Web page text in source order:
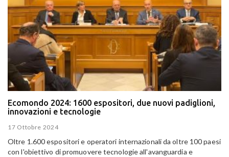
Ecomondo 2024: 1600 espositori, due nuovi padiglioni,
innovazioni e tecnologie
17 Ottobre 2024
Oltre 1.600 espositori e operatori internazionali da oltre 100 paesi
con l'obiettivo di promuovere tecnologie all'avanguardia e